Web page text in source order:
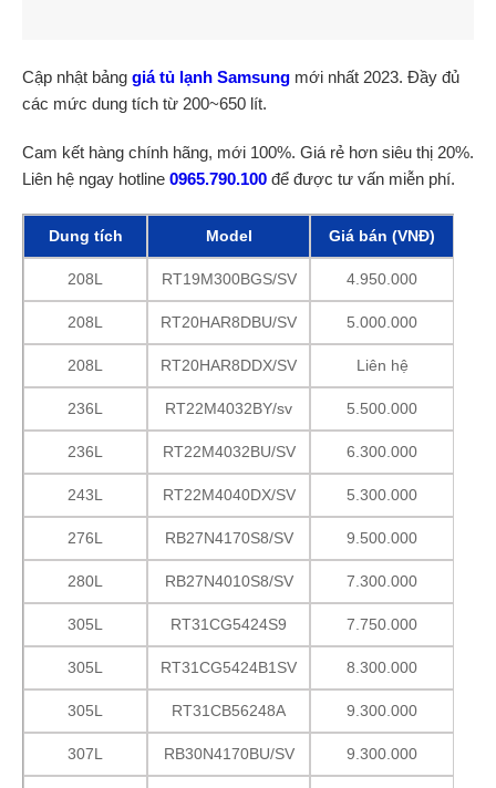
Cập nhật bảng giá tủ lạnh Samsung mới nhất 2023. Đầy đủ
các mức dung tích từ 200~650 lít.
Cam kết hàng chính hãng, mới 100%. Giá rẻ hơn siêu thị 20%.
Liên hệ ngay hotline 0965.790.100 để được tư vấn miễn phí.
Dung tích Model Giá bán (VNĐ)
208L RT19M300BGS/SV 4.950.000
208L RT20HAR8DBU/SV 5.000.000
208L RT20HAR8DDX/SV Liên hệ
236L RT22M4032BY/sv 5.500.000
236L RT22M4032BU/SV 6.300.000
243L RT22M4040DX/SV 5.300.000
276L RB27N4170S8/SV 9.500.000
280L RB27N4010S8/SV 7.300.000
305L RT31CG5424S9 7.750.000
305L RT31CG5424B1SV 8.300.000
305L RT31CB56248A 9.300.000
307L RB30N4170BU/SV 9.300.000